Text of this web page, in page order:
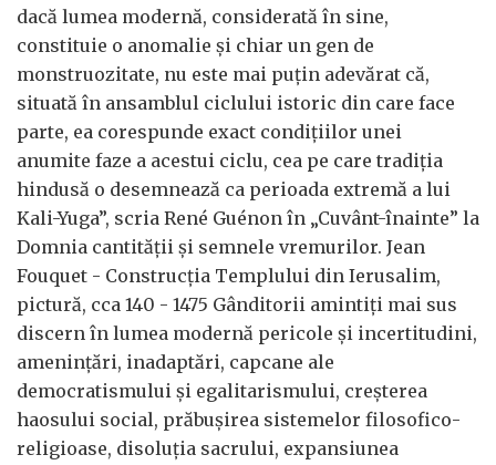
dacă lumea modernă, considerată în sine,
constituie o anomalie și chiar un gen de
monstruozitate, nu este mai puțin adevărat că,
situată în ansamblul ciclului istoric din care face
parte, ea corespunde exact condițiilor unei
anumite faze a acestui ciclu, cea pe care tradiția
hindusă o desemnează ca perioada extremă a lui
Kali-Yuga”, scria René Guénon în „Cuvânt-înainte” la
Domnia cantității și semnele vremurilor. Jean
Fouquet - Construcția Templului din Ierusalim,
pictură, cca 140 - 1475 Gânditorii amintiți mai sus
discern în lumea modernă pericole și incertitudini,
amenințări, inadaptări, capcane ale
democratismului și egalitarismului, creșterea
haosului social, prăbușirea sistemelor filosofico-
religioase, disoluția sacrului, expansiunea